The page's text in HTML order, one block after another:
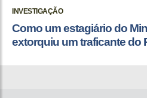
INVESTIGAÇÃO
Como um estagiário do
extorquiu um traficante do